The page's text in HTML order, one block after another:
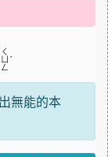
ㄑ
ㄥ
ˊ
無能的本